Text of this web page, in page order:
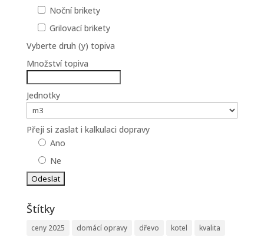
Noční brikety
Grilovací brikety
Vyberte druh (y) topiva
Množství topiva
Jednotky
Přeji si zaslat i kalkulaci dopravy
Ano
Ne
Štítky
ceny 2025 domácí opravy dřevo kotel
kvalita